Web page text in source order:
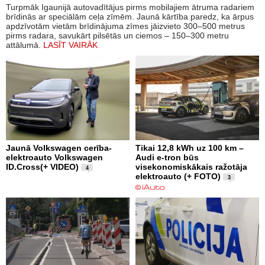
Turpmāk Igaunijā autovadītājus pirms mobilajiem ātruma radariem
brīdinās ar speciālām ceļa zīmēm. Jaunā kārtība paredz, ka ārpus
apdzīvotām vietām brīdinājuma zīmes jāizvieto 300–500 metrus
pirms radara, savukārt pilsētās un ciemos – 150–300 metru
attālumā. LASĪT VAIRĀK
Jaunā Volkswagen cerība-
elektroauto Volkswagen
ID.Cross(+ VIDEO)
4
Tikai 12,8 kWh uz 100 km –
Audi e-tron būs
visekonomiskākais ražotāja
elektroauto (+ FOTO)
3